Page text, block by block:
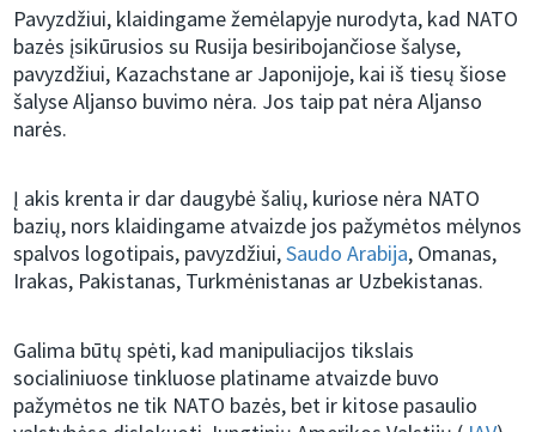
Pavyzdžiui, klaidingame žemėlapyje nurodyta, kad NATO
bazės įsikūrusios su Rusija besiribojančiose šalyse,
pavyzdžiui, Kazachstane ar Japonijoje, kai iš tiesų šiose
šalyse Aljanso buvimo nėra. Jos taip pat nėra Aljanso
narės.
Į akis krenta ir dar daugybė šalių, kuriose nėra NATO
bazių, nors klaidingame atvaizde jos pažymėtos mėlynos
spalvos logotipais, pavyzdžiui,Saudo Arabija, Omanas,
Irakas, Pakistanas, Turkmėnistanas ar Uzbekistanas.
Galima būtų spėti, kad manipuliacijos tikslais
socialiniuose tinkluose platiname atvaizde buvo
pažymėtos ne tik NATO bazės, bet ir kitose pasaulio